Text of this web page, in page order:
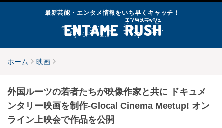
最新芸能・エンタメ情報をいち早くキャッチ！
ホーム 映画
外国ルーツの若者たちが映像作家と共に ドキュメ
ンタリー映画を制作-Glocal Cinema Meetup! オン
ライン上映会で作品を公開